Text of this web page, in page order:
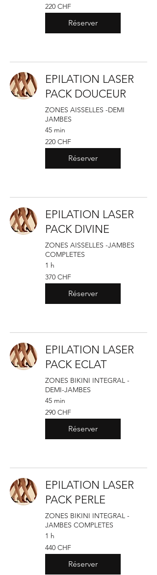
220
francs
suisses
220 CHF
Réserver
EPILATION LASER
PACK DOUCEUR
ZONES AISSELLES -DEMI
JAMBES
45 min
220
francs
suisses
220 CHF
Réserver
EPILATION LASER
PACK DIVINE
ZONES AISSELLES -JAMBES
COMPLETES
1 h
370
francs
suisses
370 CHF
Réserver
EPILATION LASER
PACK ECLAT
ZONES BIKINI INTEGRAL -
DEMI-JAMBES
45 min
290
francs
suisses
290 CHF
Réserver
EPILATION LASER
PACK PERLE
ZONES BIKINI INTEGRAL -
JAMBES COMPLETES
1 h
440
francs
suisses
440 CHF
Réserver